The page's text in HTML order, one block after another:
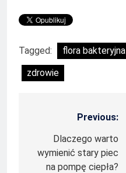
Tagged: flora bakteryjna
zdrowie
Nawigacja
wpisu
Previous:
Dlaczego warto
wymienić stary piec
na pompę ciepła?